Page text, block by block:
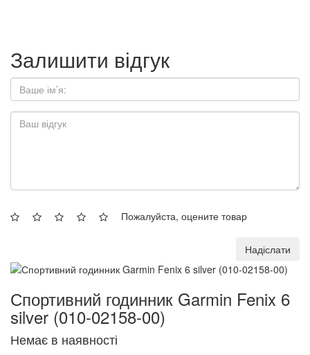
Залишити відгук
Пожалуйста, оцените товар
Надіслати
Спортивний годинник Garmin Fenix 6
silver (010-02158-00)
Немає в наявності